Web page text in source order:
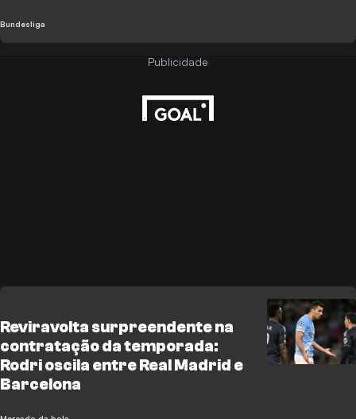
Bundesliga
Reviravolta surpreendente na
contratação da temporada:
Rodri oscila entre Real Madrid e
Barcelona